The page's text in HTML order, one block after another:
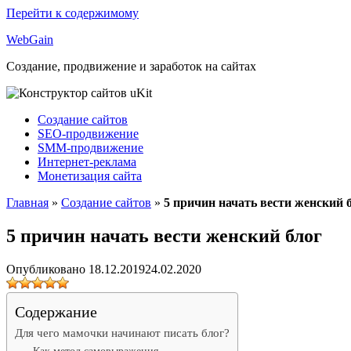
Перейти к содержимому
WebGain
Создание, продвижение и заработок на сайтах
Создание сайтов
SEO-продвижение
SMM-продвижение
Интернет-реклама
Монетизация сайта
Главная » Создание сайтов » 5 причин начать вести женский
5 причин начать вести женский блог
Опубликовано 18.12.201924.02.2020
Содержание
Для чего мамочки начинают писать блог?